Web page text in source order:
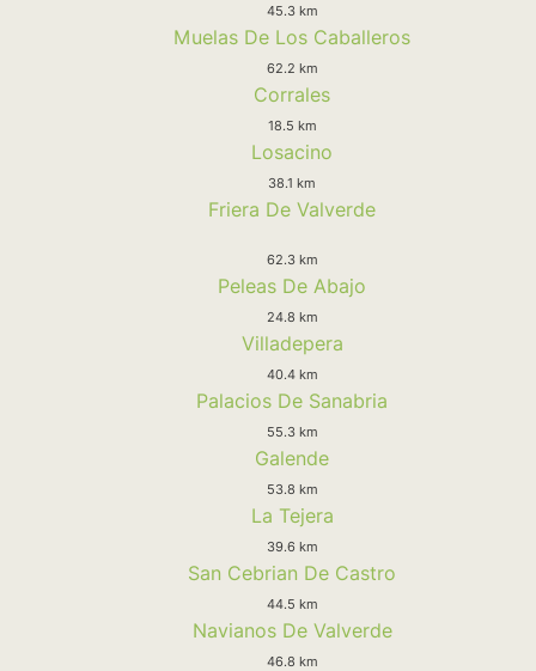
45.3 km
Muelas De Los Caballeros
62.2 km
Corrales
18.5 km
Losacino
38.1 km
Friera De Valverde
62.3 km
Peleas De Abajo
24.8 km
Villadepera
40.4 km
Palacios De Sanabria
55.3 km
Galende
53.8 km
La Tejera
39.6 km
San Cebrian De Castro
44.5 km
Navianos De Valverde
46.8 km